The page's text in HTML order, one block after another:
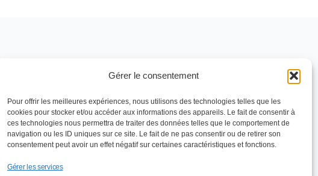
Gérer le consentement
Pour offrir les meilleures expériences, nous utilisons des technologies telles que les
cookies pour stocker et/ou accéder aux informations des appareils. Le fait de consentir à
ces technologies nous permettra de traiter des données telles que le comportement de
navigation ou les ID uniques sur ce site. Le fait de ne pas consentir ou de retirer son
consentement peut avoir un effet négatif sur certaines caractéristiques et fonctions.
Gérer les services
La minute STEN
Engagement SSE
Actualités
Contact et Devis
Mentions légales
Politique de
confidentialité
Politique de cookies
(UE)